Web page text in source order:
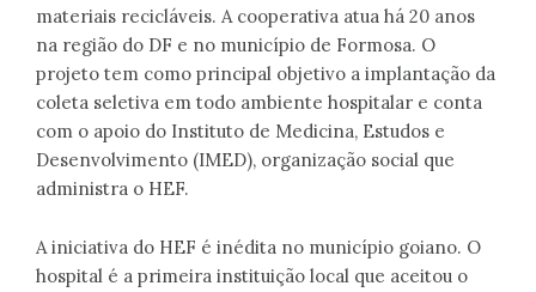
materiais recicláveis. A cooperativa atua há 20 anos
na região do DF e no município de Formosa. O
projeto tem como principal objetivo a implantação da
coleta seletiva em todo ambiente hospitalar e conta
com o apoio do Instituto de Medicina, Estudos e
Desenvolvimento (IMED), organização social que
administra o HEF.
A iniciativa do HEF é inédita no município goiano. O
hospital é a primeira instituição local que aceitou o